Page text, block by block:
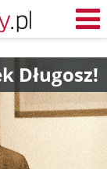
Długosz!